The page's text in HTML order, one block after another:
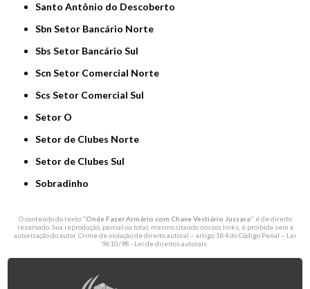
Santo Antônio do Descoberto
Sbn Setor Bancário Norte
Sbs Setor Bancário Sul
Scn Setor Comercial Norte
Scs Setor Comercial Sul
Setor O
Setor de Clubes Norte
Setor de Clubes Sul
Sobradinho
O conteúdo do texto "Onde Fazer Armário com Chave Vestiário Jussara" é de direito
reservado. Sua reprodução, parcial ou total, mesmo citando nossos links, é proibida sem a
autorização do autor. Crime de violação de direito autoral – artigo 184 do Código Penal – Lei
9610/98 - Lei de direitos autorais